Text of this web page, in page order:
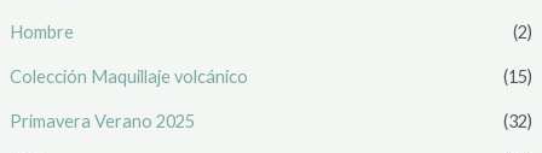
Hombre (2)
Colección Maquillaje volcánico (15)
Primavera Verano 2025 (32)